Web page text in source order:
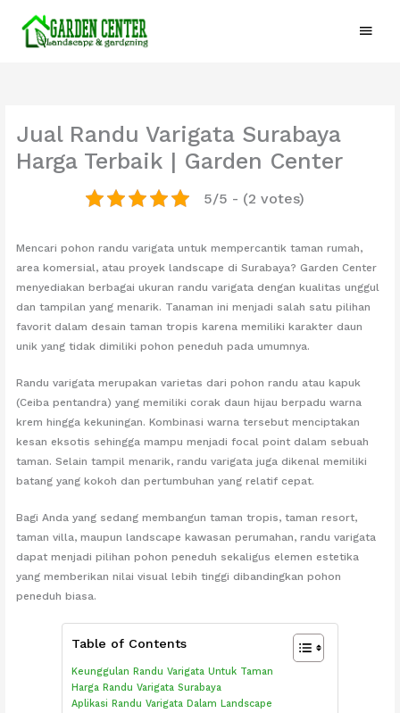
konten
Menu
Jual Randu Varigata Surabaya
Harga Terbaik | Garden Center
5/5 - (2 votes)
Mencari pohon randu varigata untuk mempercantik taman rumah,
area komersial, atau proyek landscape di Surabaya? Garden Center
menyediakan berbagai ukuran randu varigata dengan kualitas unggul
dan tampilan yang menarik. Tanaman ini menjadi salah satu pilihan
favorit dalam desain taman tropis karena memiliki karakter daun
unik yang tidak dimiliki pohon peneduh pada umumnya.
Randu varigata merupakan varietas dari pohon randu atau kapuk
(Ceiba pentandra) yang memiliki corak daun hijau berpadu warna
krem hingga kekuningan. Kombinasi warna tersebut menciptakan
kesan eksotis sehingga mampu menjadi focal point dalam sebuah
taman. Selain tampil menarik, randu varigata juga dikenal memiliki
batang yang kokoh dan pertumbuhan yang relatif cepat.
Bagi Anda yang sedang membangun taman tropis, taman resort,
taman villa, maupun landscape kawasan perumahan, randu varigata
dapat menjadi pilihan pohon peneduh sekaligus elemen estetika
yang memberikan nilai visual lebih tinggi dibandingkan pohon
peneduh biasa.
Table of Contents
Keunggulan Randu Varigata Untuk Taman
Harga Randu Varigata Surabaya
Aplikasi Randu Varigata Dalam Landscape